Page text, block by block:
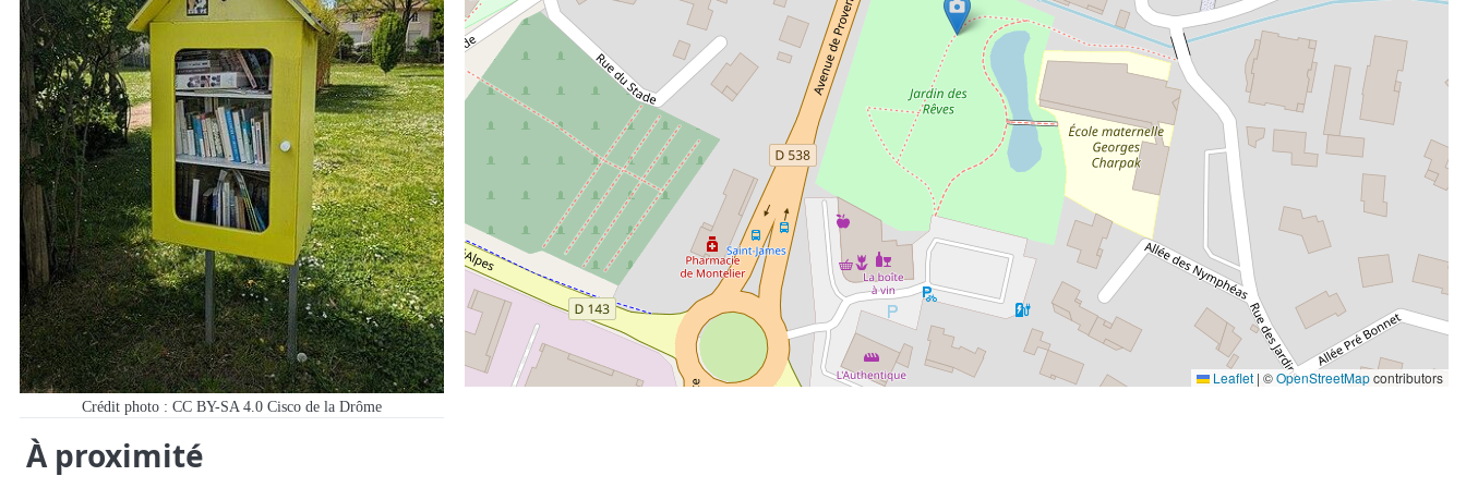
Crédit photo : CC BY-SA 4.0 Cisco de la Drôme
Leaflet | ©OpenStreetMapcontributors
À proximité